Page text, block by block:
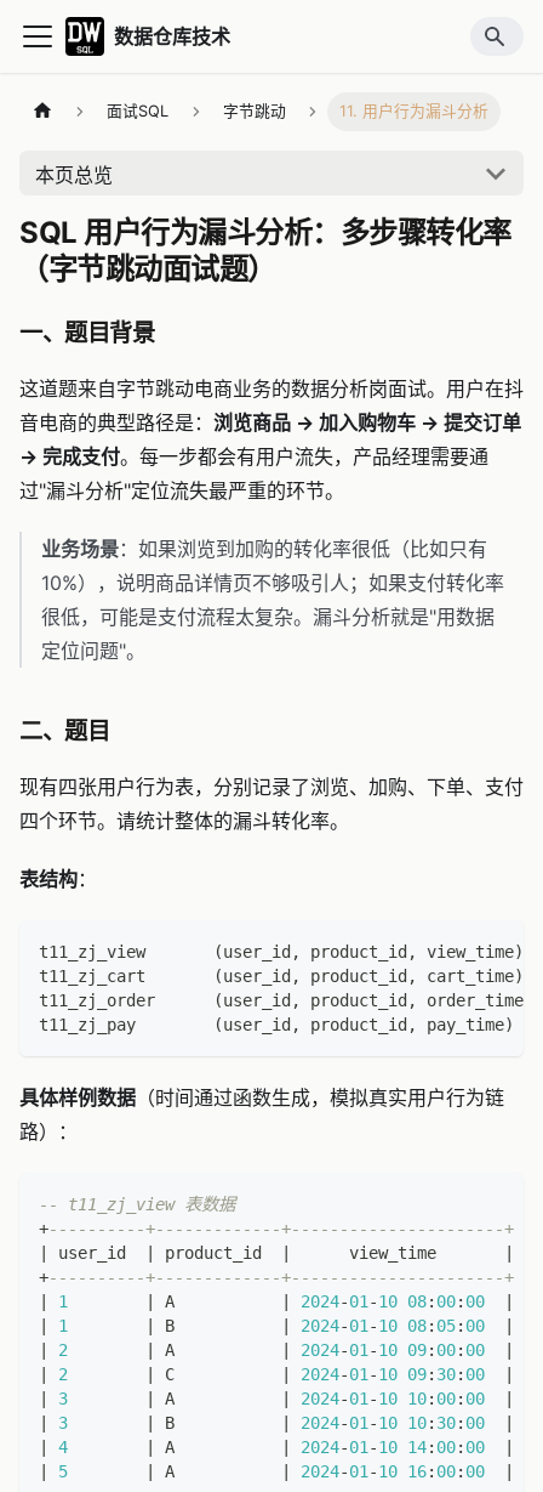
数据仓库技术
面试SQL 字节跳动 11. 用户行为漏斗分析
本页总览
SQL 用户行为漏斗分析：多步骤转化率
（字节跳动面试题）
一、题目背景
这道题来自字节跳动电商业务的数据分析岗面试。用户在抖
音电商的典型路径是： 浏览商品 → 加入购物车 → 提交订单
→ 完成支付。每一步都会有用户流失，产品经理需要通
过"漏斗分析"定位流失最严重的环节。
业务场景：如果浏览到加购的转化率很低（比如只有
10%），说明商品详情页不够吸引人；如果支付转化率
很低，可能是支付流程太复杂。漏斗分析就是"用数据
定位问题"。
二、题目
现有四张用户行为表，分别记录了浏览、加购、下单、支付
四个环节。请统计整体的漏斗转化率。
表结构：
t11_zj_view       (user_id, product_id, view_time)
t11_zj_cart       (user_id, product_id, cart_time)
t11_zj_order      (user_id, product_id,
t11_zj_pay        (user_id, product_id, pay_time)
具体样例数据 （时间通过函数生成，模拟真实用户行为链
路）：
-- t11_zj_view 表数据
+----------+-------------+----------------------+
user_id product_id
      view_time
+----------+-------------+----------------------+
1 A 2024-01 -10 08: 00: 00
1 B 2024-01 -10 08: 05: 00
2 A 2024-01 -10 09: 00: 00
2 C 2024-01 -10 09: 30: 00
3 A 2024-01 -10 10: 00: 00
3 B 2024-01 -10 10: 30: 00
4 A 2024-01 -10 14: 00: 00
5 A 2024-01 -10 16: 00: 00